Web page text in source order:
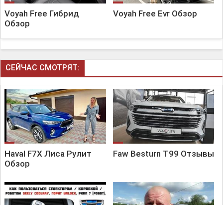
Voyah Free Гибрид
Обзор
Voyah Free Evr Обзор
СЕЙЧАС СМОТРЯТ:
Haval F7X Лиса Рулит
Обзор
Faw Besturn T99 Отзывы